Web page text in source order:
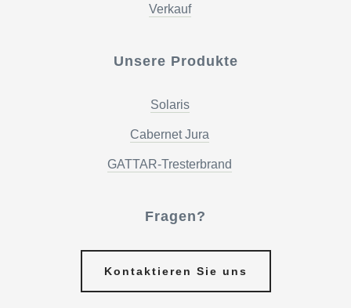
Verkauf
Unsere Produkte
Solaris
Cabernet Jura
GATTAR-Tresterbrand
Fragen?
Kontaktieren Sie uns